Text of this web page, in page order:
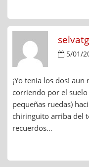
5/01/
¡Yo tenia los dos!
corriendo por el
pequeñas ruedas)
chiringuito arriba del
recuerdos…